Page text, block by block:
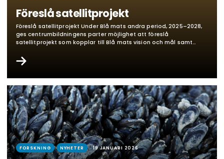
Föreslå satellitprojekt
Föreslå satellitprojekt Under Blå mats andra period, 2025–2028,
ges centrumbildningens parter möjlighet att föreslå
satellitprojekt som kopplar till Blå mats vision och mål samt
sjömatsnäring. Parallellt kommer det finnas möjlighet för Blå
mats unga forskare att söka resebidrag för att delta i
FORSKNING NYHETER 19 JANUARI 2026